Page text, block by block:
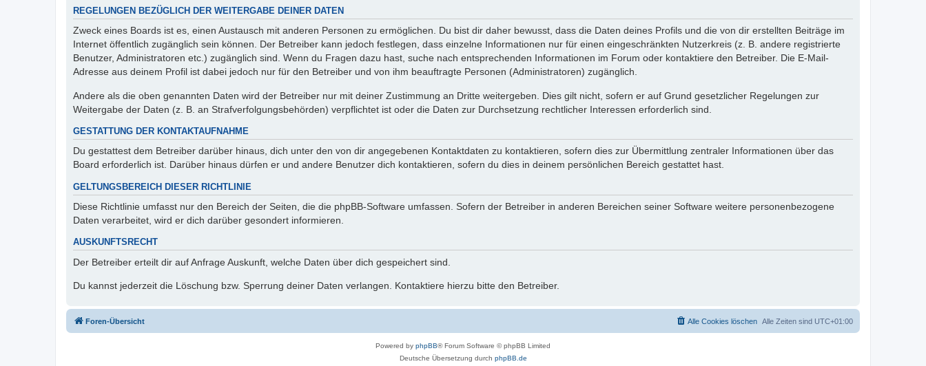
REGELUNGEN BEZÜGLICH DER WEITERGABE DEINER DATEN
Zweck eines Boards ist es, einen Austausch mit anderen Personen zu ermöglichen. Du bist dir daher bewusst, dass die Daten deines Profils und die von dir erstellten Beiträge im
Internet öffentlich zugänglich sein können. Der Betreiber kann jedoch festlegen, dass einzelne Informationen nur für einen eingeschränkten Nutzerkreis (z. B. andere registrierte
Benutzer, Administratoren etc.) zugänglich sind. Wenn du Fragen dazu hast, suche nach entsprechenden Informationen im Forum oder kontaktiere den Betreiber. Die E-Mail-
Adresse aus deinem Profil ist dabei jedoch nur für den Betreiber und von ihm beauftragte Personen (Administratoren) zugänglich.
Andere als die oben genannten Daten wird der Betreiber nur mit deiner Zustimmung an Dritte weitergeben. Dies gilt nicht, sofern er auf Grund gesetzlicher Regelungen zur
Weitergabe der Daten (z. B. an Strafverfolgungsbehörden) verpflichtet ist oder die Daten zur Durchsetzung rechtlicher Interessen erforderlich sind.
GESTATTUNG DER KONTAKTAUFNAHME
Du gestattest dem Betreiber darüber hinaus, dich unter den von dir angegebenen Kontaktdaten zu kontaktieren, sofern dies zur Übermittlung zentraler Informationen über das
Board erforderlich ist. Darüber hinaus dürfen er und andere Benutzer dich kontaktieren, sofern du dies in deinem persönlichen Bereich gestattet hast.
GELTUNGSBEREICH DIESER RICHTLINIE
Diese Richtlinie umfasst nur den Bereich der Seiten, die die phpBB-Software umfassen. Sofern der Betreiber in anderen Bereichen seiner Software weitere personenbezogene
Daten verarbeitet, wird er dich darüber gesondert informieren.
AUSKUNFTSRECHT
Der Betreiber erteilt dir auf Anfrage Auskunft, welche Daten über dich gespeichert sind.
Du kannst jederzeit die Löschung bzw. Sperrung deiner Daten verlangen. Kontaktiere hierzu bitte den Betreiber.
Foren-Übersicht Alle Zeiten sind UTC+01:00
Alle Cookies löschen
Powered by phpBB® Forum Software © phpBB Limited
Deutsche Übersetzung durch phpBB.de